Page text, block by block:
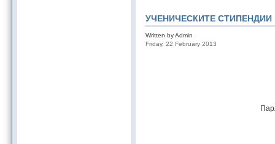
УЧЕНИЧЕСКИТЕ СТИПЕНДИИ
Written by Admin
Friday, 22 February 2013